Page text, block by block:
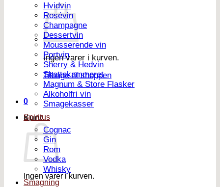
Ingen varer i kurven.
Tilbage til shoppen
0
Kurv
Ingen varer i kurven.
Hvidvin
Rosévin
Champagne
Dessertvin
Mousserende vin
Portvin
Sherry & Hedvin
Skattekammeret
Magnum & Store Flasker
Alkoholfri vin
Smagekasser
Spiritus
Cognac
Gin
Rom
Vodka
Whisky
Smagning